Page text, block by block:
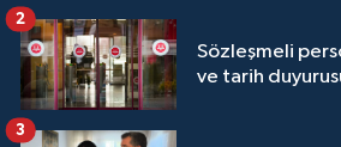
Sözleşmeli
ve tarih
2
3